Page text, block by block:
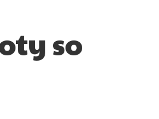
a pedagogika
so